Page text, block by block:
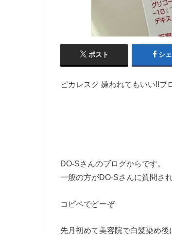
ポスト シ
ピカレスク 嫌われてもいい!!ブ
DO-Sさんのブログからです。
一般の方がDO-Sさんに質問さ
コピペでどーぞ
先月初めて美容院で白髪染め